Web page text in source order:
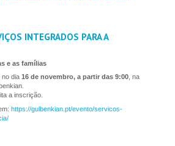
INTEGRADOS PARA A
e as famílias
no dia 16 de novembro, a partir das 9:00 , na
a inscrição.
https://gulbenkian.pt/evento/servicos-